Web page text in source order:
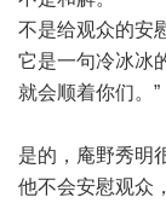
不是给观众的安
它是一句冷冰冰
就会顺着你们。”
是的，庵野秀明
他不会安慰观众